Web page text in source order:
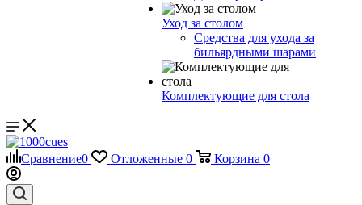
Уход за столом
Средства для ухода за
бильярдными шарами
Комплектующие для стола
Сравнение0 Отложенные 0 Корзина 0